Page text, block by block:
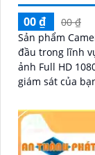
00 ₫
00 ₫
Sản phẩm
đầu trong lĩnh vực giám
ảnh Full HD
giám sát của